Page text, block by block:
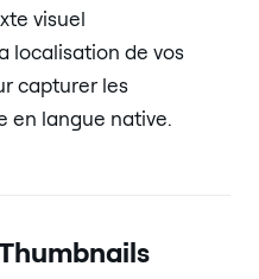
visuel
localisation de vos
capturer les
en langue native.